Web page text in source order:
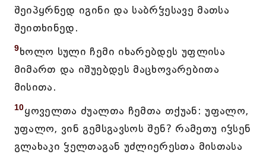
შეიპყრნედ იგინი და საბრჴესავე მათსა
შეითხინედ.
9ხოლო სული ჩემი იხარებდეს უფლისა
მიმართ და იშუებდეს მაცხოვარებითა
მისითა.
10ყოველთა ძუალთა ჩემთა თქუან: უფალო,
უფალო, ვინ გემსგავსოს შენ? რამეთუ იჴსენ
გლახაკი ჴელთაგან უძლიერესთა მისთასა